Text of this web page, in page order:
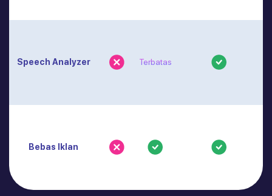
Speech Analyzer Terbatas
Bebas Iklan